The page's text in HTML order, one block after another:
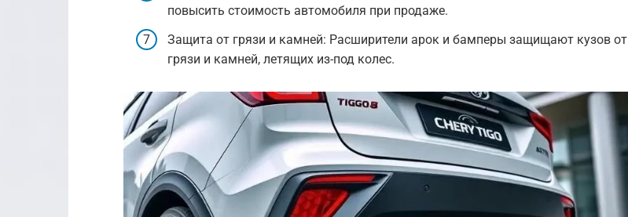
повысить стоимость автомобиля при продаже.
Защита от грязи и камней: Расширители арок и бамперы защищают кузов от
грязи и камней, летящих из-под колес.